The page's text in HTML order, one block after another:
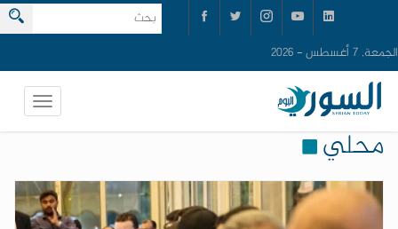
الجمعة, 7 أغسطس - 2026
محلي